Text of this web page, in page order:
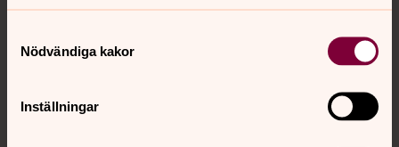
Nödvändiga kakor
Inställningar